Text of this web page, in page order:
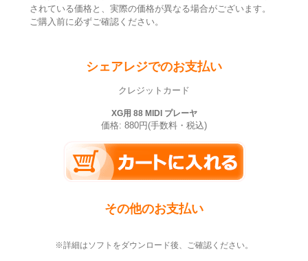
されている価格と、実際の価格が異なる場合がございます。
ご購入前に必ずご確認ください。
シェアレジでのお支払い
クレジットカード
XG用 88 MIDI プレーヤ
価格: 880円(手数料・税込)
その他のお支払い
※詳細はソフトをダウンロード後、ご確認ください。